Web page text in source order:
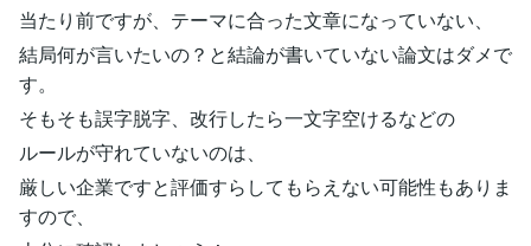
当たり前ですが、テーマに合った文章になっていない、
結局何が言いたいの？と結論が書いていない論文はダメで
す。
そもそも誤字脱字、改行したら一文字空けるなどの
ルールが守れていないのは、
厳しい企業ですと評価すらしてもらえない可能性もありま
すので、